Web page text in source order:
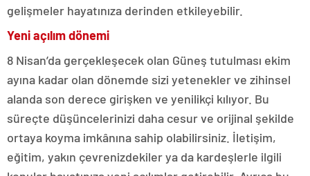
gelişmeler hayatınıza derinden etkileyebilir.
Yeni açılım dönemi
8 Nisan’da gerçekleşecek olan Güneş tutulması ekim
ayına kadar olan dönemde sizi yetenekler ve zihinsel
alanda son derece girişken ve yenilikçi kılıyor. Bu
süreçte düşüncelerinizi daha cesur ve orijinal şekilde
ortaya koyma imkânına sahip olabilirsiniz. İletişim,
eğitim, yakın çevrenizdekiler ya da kardeşlerle ilgili